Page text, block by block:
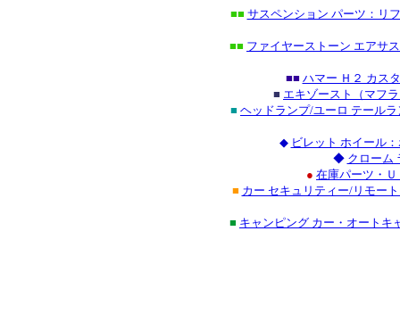
■■ サスペンション パーツ：リ
■■ ファイヤーストーン エアサ
■■ ハマー Ｈ２ カス
■ エキゾースト（マフ
■ ヘッドランプ/ユーロ テール
◆ ビレット ホイール
◆ クローム
● 在庫パーツ・
■ カー セキュリティー/リモー
■ キャンピング カー・オートキ